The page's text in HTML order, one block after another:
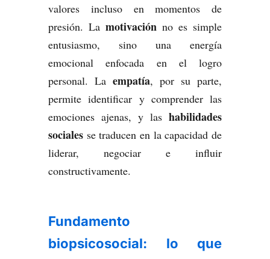
valores incluso en momentos de
presión. La motivación no es simple
entusiasmo, sino una energía
emocional enfocada en el logro
personal. La empatía, por su parte,
permite identificar y comprender las
emociones ajenas, y las habilidades
sociales se traducen en la capacidad de
liderar, negociar e influir
constructivamente.
Fundamento
biopsicosocial: lo que